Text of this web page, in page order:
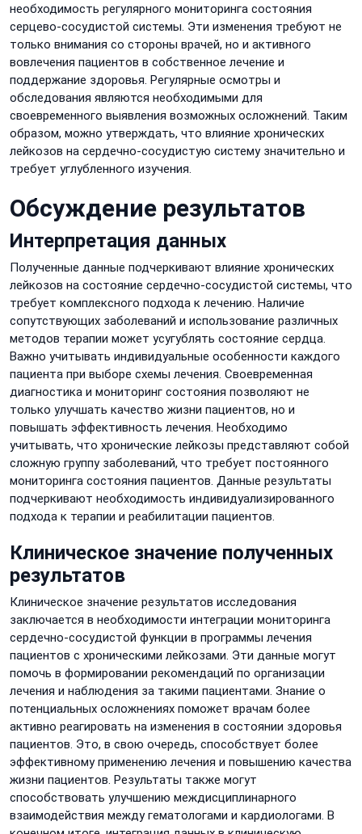
необходимость регулярного мониторинга состояния
серцево-сосудистой системы. Эти изменения требуют не
только внимания со стороны врачей, но и активного
вовлечения пациентов в собственное лечение и
поддержание здоровья. Регулярные осмотры и
обследования являются необходимыми для
своевременного выявления возможных осложнений. Таким
образом, можно утверждать, что влияние хронических
лейкозов на сердечно-сосудистую систему значительно и
требует углубленного изучения.
Обсуждение результатов
Интерпретация данных
Полученные данные подчеркивают влияние хронических
лейкозов на состояние сердечно-сосудистой системы, что
требует комплексного подхода к лечению. Наличие
сопутствующих заболеваний и использование различных
методов терапии может усугублять состояние сердца.
Важно учитывать индивидуальные особенности каждого
пациента при выборе схемы лечения. Своевременная
диагностика и мониторинг состояния позволяют не
только улучшать качество жизни пациентов, но и
повышать эффективность лечения. Необходимо
учитывать, что хронические лейкозы представляют собой
сложную группу заболеваний, что требует постоянного
мониторинга состояния пациентов. Данные результаты
подчеркивают необходимость индивидуализированного
подхода к терапии и реабилитации пациентов.
Клиническое значение полученных
результатов
Клиническое значение результатов исследования
заключается в необходимости интеграции мониторинга
сердечно-сосудистой функции в программы лечения
пациентов с хроническими лейкозами. Эти данные могут
помочь в формировании рекомендаций по организации
лечения и наблюдения за такими пациентами. Знание о
потенциальных осложнениях поможет врачам более
активно реагировать на изменения в состоянии здоровья
пациентов. Это, в свою очередь, способствует более
эффективному применению лечения и повышению качества
жизни пациентов. Результаты также могут
способствовать улучшению междисциплинарного
взаимодействия между гематологами и кардиологами. В